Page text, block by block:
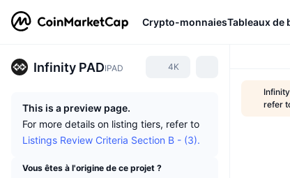
Crypto-monnaiesTableaux de
Infinity PADIPAD 4K
This is a preview page.
For more details on listing tiers, refer to
Listings Review Criteria Section B - (3).
Vous êtes à l'origine de ce projet ?
refer